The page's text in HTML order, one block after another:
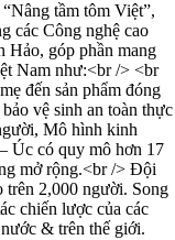
tầm tôm Việt”,
các Công nghệ cao
Hảo, góp phần mang
Nam như:<br /> <br
đến sản phẩm đóng
vệ sinh an toàn thực
Mô hình kinh
Úc có quy mô hơn 17
mở rộng.<br /> Đội
trên 2,000 người. Song
chiến lược của các
& trên thế giới.